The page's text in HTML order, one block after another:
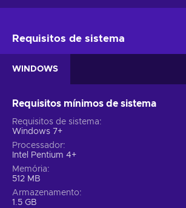
Requisitos de sistema
WINDOWS
Requisitos mínimos de sistema
Requisitos de sistema
Windows 7+
Processador
Intel Pentium 4+
Memória
512 MB
Armazenamento
1.5 GB